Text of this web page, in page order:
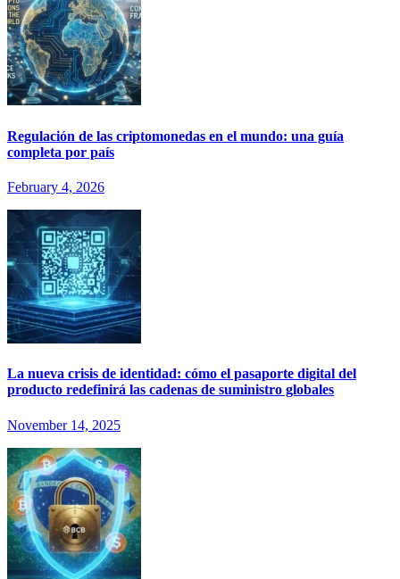
Regulación de las criptomonedas en el mundo: una guía
completa por país
February 4, 2026
La nueva crisis de identidad: cómo el pasaporte digital del
producto redefinirá las cadenas de suministro globales
November 14, 2025